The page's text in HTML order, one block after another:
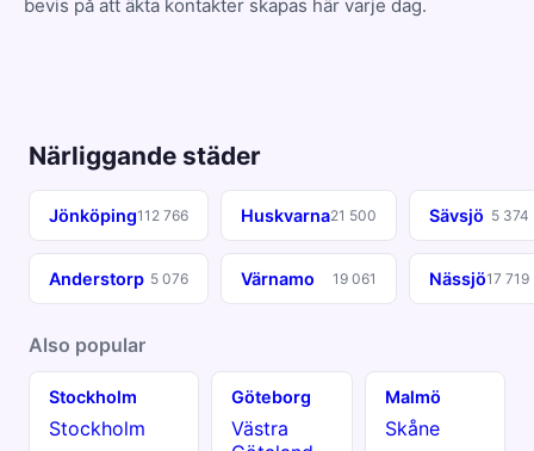
bevis på att äkta kontakter skapas här varje dag.
Närliggande städer
Jönköping112 766 Huskvarna21 500 Sävsjö 5 374
Anderstorp 5 076 Värnamo 19 061 Nässjö17 719
Also popular
Stockholm
Stockholm
Göteborg
Västra
Malmö
Skåne